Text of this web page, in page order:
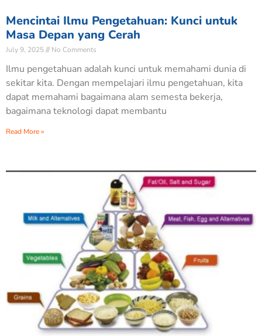
Mencintai Ilmu Pengetahuan: Kunci untuk
Masa Depan yang Cerah
July 9, 2025 No Comments
Ilmu pengetahuan adalah kunci untuk memahami dunia di
sekitar kita. Dengan mempelajari ilmu pengetahuan, kita
dapat memahami bagaimana alam semesta bekerja,
bagaimana teknologi dapat membantu
Read More »